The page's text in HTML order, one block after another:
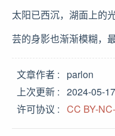
太阳已西沉，湖面上的
芸的身影也渐渐模糊，
文章作者
parlon
上次更新
2024-05-17
许可协议
CC BY-